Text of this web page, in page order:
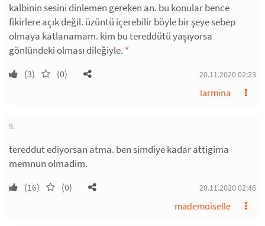
kalbinin sesini dinlemen gereken an. bu konular bence
fikirlere açık değil. üzüntü içerebilir böyle bir şeye sebep
olmaya katlanamam. kim bu tereddütü yaşıyorsa
gönlündeki olması dileğiyle. *
(3) (0) 20.11.2020 02:23
larmina
9.
tereddut ediyorsan atma. ben simdiye kadar attigima
memnun olmadim.
(16) (0) 20.11.2020 02:46
mademoiselle